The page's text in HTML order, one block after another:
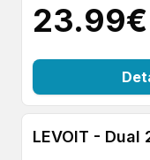
23.99€
LEVOIT - Dual